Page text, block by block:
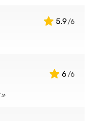
5.9
6